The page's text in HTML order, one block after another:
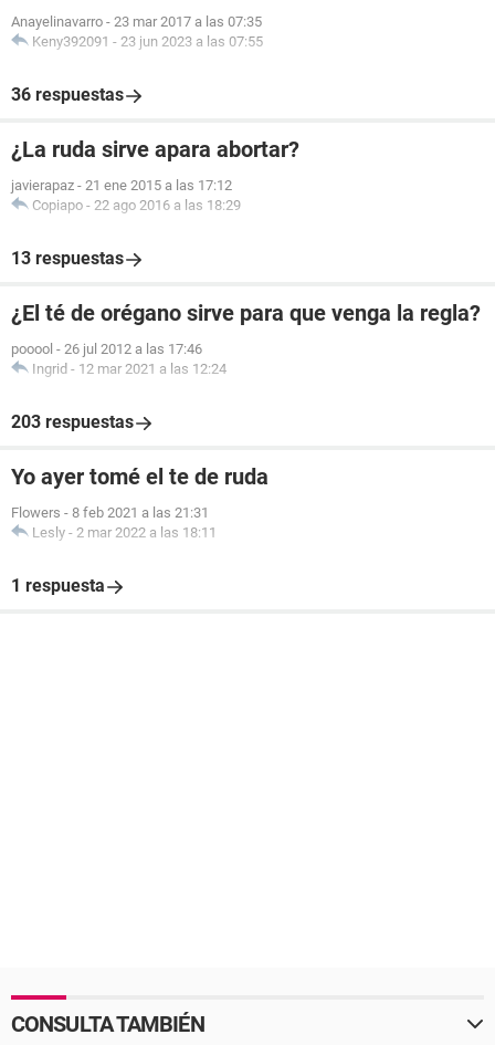
Anayelinavarro - 23 mar 2017 a las 07:35
Keny392091 - 23 jun 2023 a las 07:55
36 respuestas
¿La ruda sirve apara abortar?
javierapaz - 21 ene 2015 a las 17:12
Copiapo - 22 ago 2016 a las 18:29
13 respuestas
¿El té de orégano sirve para que venga la regla?
pooool - 26 jul 2012 a las 17:46
Ingrid - 12 mar 2021 a las 12:24
203 respuestas
Yo ayer tomé el te de ruda
Flowers - 8 feb 2021 a las 21:31
Lesly - 2 mar 2022 a las 18:11
1 respuesta
CONSULTA TAMBIÉN